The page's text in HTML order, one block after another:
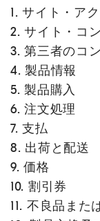
1. サイト・ア
2. サイト・コ
3. 第三者のコ
4. 製品情報
5. 製品購入
6. 注文処理
7. 支払
8. 出荷と配送
9. 価格
10. 割引券
11. 不良品また